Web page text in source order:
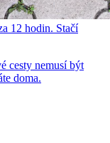
12 hodin. Stačí
cesty nemusí být
doma.